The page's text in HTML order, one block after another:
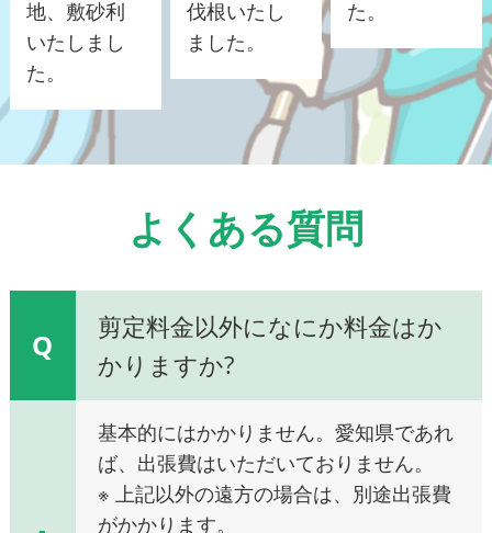
地、敷砂利
いたしまし
た。
伐根いたし
ました。
た。
よくある質問
Q
剪定料金以外になにか料金はか
かりますか?
基本的にはかかりません。愛知県であれ
ば、出張費はいただいておりません。
※ 上記以外の遠方の場合は、別途出張費
がかかります。